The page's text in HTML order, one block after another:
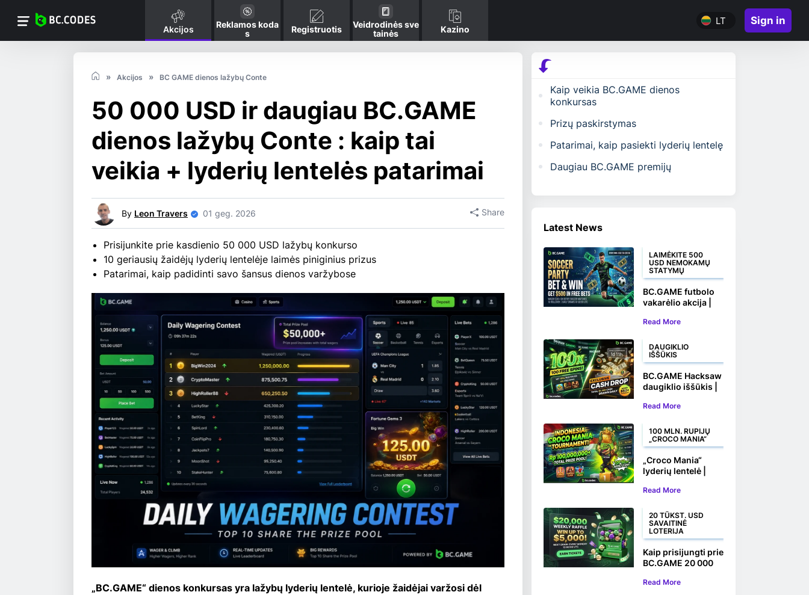
Akcijos
Reklamos koda
s
Registruotis
Veidrodinės sve
tainės
Kazino
LT Sign in
Akcijos BC GAME dienos lažybų Conte
50 000 USD ir daugiau BC.GAME
dienos lažybų Conte : kaip tai
veikia + lyderių lentelės patarimai
By Leon Travers 01 geg. 2026 Share
Prisijunkite prie kasdienio 50 000 USD lažybų konkurso
10 geriausių žaidėjų lyderių lentelėje laimės piniginius prizus
Patarimai, kaip padidinti savo šansus dienos varžybose
„BC.GAME“ dienos konkursas yra lažybų lyderių lentelė, kurioje žaidėjai varžosi dėl
Kaip veikia BC.GAME dienos
konkursas
Prizų paskirstymas
Patarimai, kaip pasiekti lyderių lentelę
Daugiau BC.GAME premijų
Latest News
LAIMĖKITE 500
USD NEMOKAMŲ
STATYMŲ
BC.GAME futbolo
vakarėlio akcija |
laimėkite iki 500
statymų
Read More
DAUGIKLIO
IŠŠŪKIS
BC.GAME Hacksaw
daugiklio iššūkis |
nemokamų sukimų
Read More
100 MLN. RUPIJŲ
„CROCO MANIA“
„Croco Mania“
lyderių lentelė |
iš daugiau nei 100
Read More
20 TŪKST. USD
SAVAITINĖ
LOTERIJA
Kaip prisijungti prie
BC.GAME 20 000
loterijos
Read More